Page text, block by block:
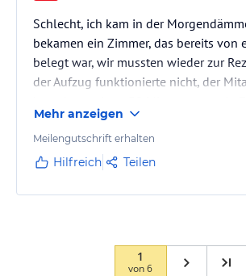
Schlecht, ich kam in der
bekamen ein Zimmer, das bereits von
belegt war, wir mussten wieder zur
der Aufzug funktionierte nicht, der
finden, das schmutzig war
Mehr anzeigen
Meilengutschrift erhalten
Hilfreich Teilen
1
von6